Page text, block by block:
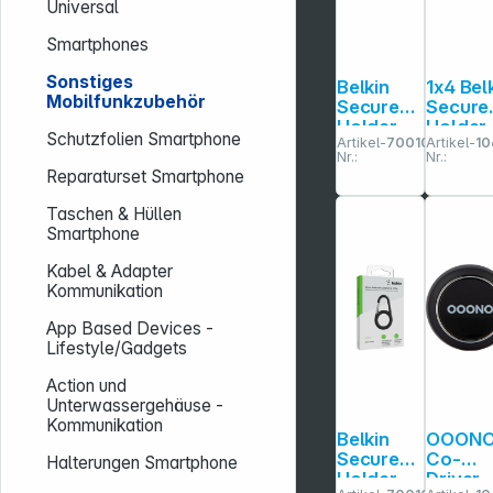
Universal
Smartphones
Sonstiges
Mobilfunkzubehör
Schutzfolien Smartphone
Reparaturset Smartphone
Taschen & Hüllen
Smartphone
Kabel & Adapter
Kommunikation
App Based Devices -
Lifestyle/Gadgets
Action und
Unterwassergehäuse -
Kommunikation
Halterungen Smartphone
Belkin
Secure
Holder
Drahtsch
l. Apple
AirTag,
schwarz
Artikel-
Nr.:
700107
1x4
Secure
Holder
schwarz
Artikel-
Nr.:
Belkin
Secure
Holder
Co-
Driver